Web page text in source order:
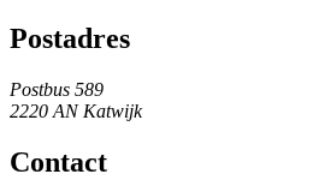
Postadres
Postbus 589
2220 AN Katwijk
Contact